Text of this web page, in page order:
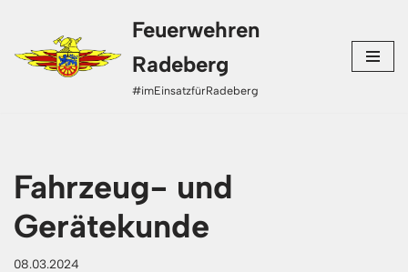
Zum
Inhalt
Feuerwehren
Radeberg
#imEinsatzfürRadeberg
Fahrzeug- und
Gerätekunde
08.03.2024